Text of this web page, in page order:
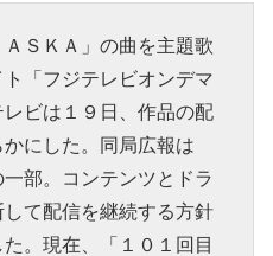
ＳＫＡ」の曲を主題歌
「フジテレビオンデマ
ビは１９日、作品の配
にした。同局広報は
一部。コンテンツとドラ
て配信を継続する方針
。現在、「１０１回目